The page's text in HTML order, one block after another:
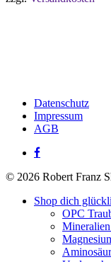
Datenschutz
Impressum
AGB
facebook
© 2026 Robert Franz
Close
Shop dich
OPC